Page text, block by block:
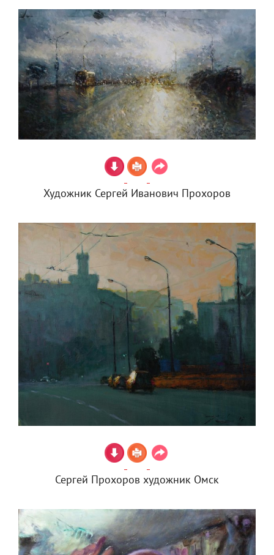
Художник Сергей Иванович Прохоров
Сергей Прохоров художник Омск